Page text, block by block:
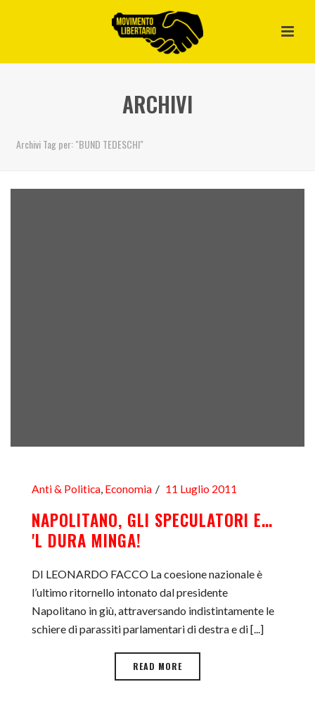
ARCHIVI
Archivi Tag per: "BUND TEDESCHI"
Anti & Politica, Economia 11 Luglio 2011
NAPOLITANO, GLI SPECULATORI E…
'L DURA MINGA!
DI LEONARDO FACCO La coesione nazionale è
l’ultimo ritornello intonato dal presidente
Napolitano in giù, attraversando indistintamente le
schiere di parassiti parlamentari di destra e di [...]
READ MORE